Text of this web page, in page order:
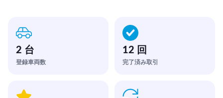
2 台
登録車両数
12 回
完了済み取引